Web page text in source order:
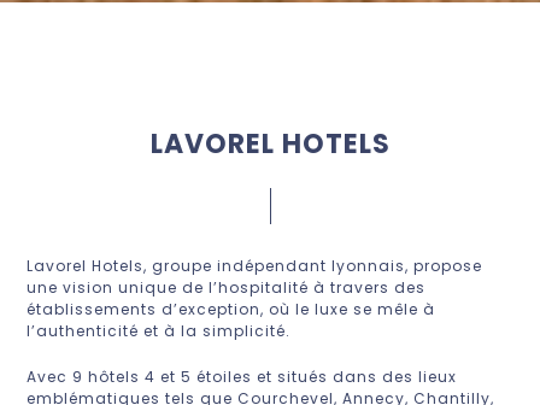
LAVOREL HOTELS
Lavorel Hotels, groupe indépendant lyonnais, propose
une vision unique de l’hospitalité à travers des
établissements d’exception, où le luxe se mêle à
l’authenticité et à la simplicité.
Avec 9 hôtels 4 et 5 étoiles et situés dans des lieux
emblématiques tels que Courchevel, Annecy, Chantilly,